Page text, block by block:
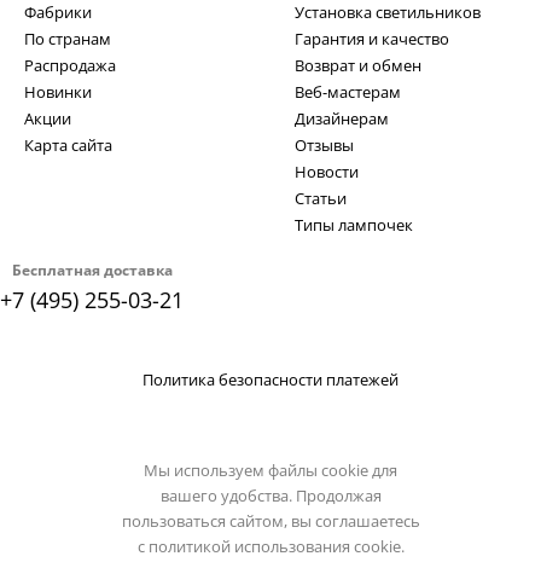
Бесплатная доставка
+7 (495) 255-03-21
Фабрики
По странам
Распродажа
Новинки
Акции
Карта сайта
Установка светильников
Гарантия и качество
Возврат и обмен
Веб-мастерам
Дизайнерам
Отзывы
Новости
Статьи
Типы лампочек
Политика безопасности платежей
Мы используем файлы cookie для
вашего удобства. Продолжая
пользоваться сайтом, вы соглашаетесь
с политикой использования cookie.